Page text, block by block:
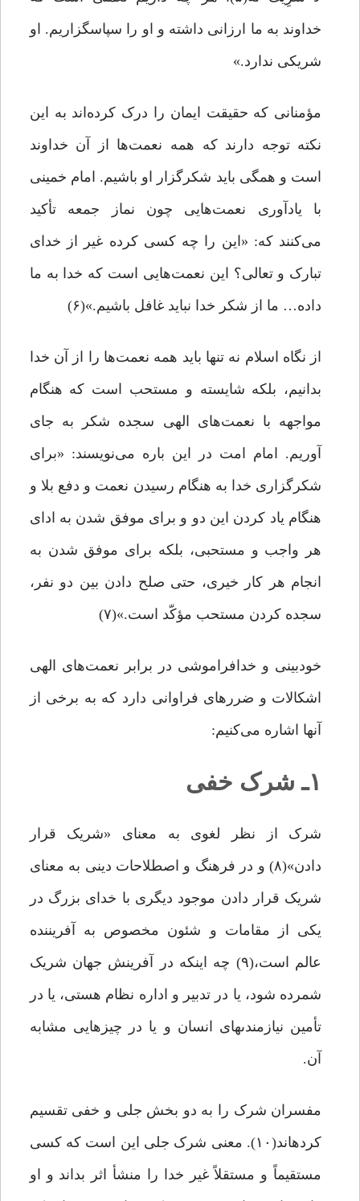
خداوند به ما ارزانى داشته و او را سپاسگزاریم. او
شریکى ندارد.»
مؤمنانی که حقیقت ایمان را درک کرده‌اند به این
نکته توجه دارند که همه نعمت‌ها از آن خداوند
است و همگی باید شکرگزار او باشیم. امام خمینی
با یادآوری نعمت‌هایی چون نماز جمعه تأکید
می‌کنند که: «این را چه کسی کرده غیر از خداى
تبارک و تعالى؟ این نعمت‌هایى است که خدا به ما
داده… ما از شکر خدا نباید غافل باشیم.»(۶)
از نگاه اسلام نه تنها باید همه نعمت‌ها را از آن خدا
بدانیم، بلکه شایسته و مستحب است که هنگام
مواجهه با نعمت‌های الهی سجده شکر به جای
آوریم. امام امت در این باره می‌نویسند: «براى
شکرگزارى‏ خدا به هنگام رسیدن نعمت و دفع بلا و
هنگام یاد کردن این دو و براى موفق شدن به اداى
هر واجب و مستحبى، بلکه براى موفق شدن به
انجام هر کار خیرى، حتى صلح دادن بین دو نفر،
سجده کردن مستحب مؤکّد است.»(۷)
خودبینی و خدافراموشی در برابر نعمت‌های الهی
اشکالات و ضررهای فراوانی دارد که به برخی از
آنها اشاره می‌کنیم:
۱ـ شرک خفی
شرک از نظر لغوی به معناى «شریک قرار
دادن»(۸) و در فرهنگ و اصطلاحات دینى به معناى
شریک قرار دادن موجود دیگرى با خداى بزرگ در
یکى از مقامات و شئون مخصوص به آفریننده
عالم است،(۹) چه اینکه در آفرینش جهان شریک
شمرده شود، یا در تدبیر و اداره نظام ‏هستى، یا در
تأمین نیازمندى‏هاى انسان و یا در چیزهایى مشابه
آن.
مفسران شرک را به دو بخش جلى و خفى تقسیم
کرده‏اند(۱۰). معنى شرک جلى این است که کسى
مستقیماً و مستقلاً غیر خدا را منشأ اثر بداند و او